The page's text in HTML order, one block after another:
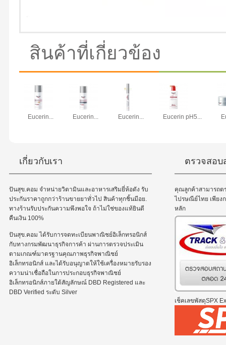
สินค้าที่เกี่ยวข้อง
Eucerin... Eucerin... Eucerin... Eucerin pH5...
เกี่ยวกับเรา
ปันสุข.คอม จำหน่ายวิตามินและอาหารเสริมยี่ห้อดัง รับ
ประกันราคาถูกกว่าร้านขายยาทั่วไป สินค้าทุกชิ้นมีอย.
ทางร้านรับประกันความพึงพอใจ ถ้าไม่ใช่ของแท้ยินดี
คืนเงิน 100%
ปันสุข.คอม ได้รับการจดทะเบียนพาณิชย์อิเล็กทรอนิกส์
กับทางกรมพัฒนาธุรกิจการค้า ผ่านการตรวจประเมิน
ตามเกณฑ์มาตรฐานคุณภาพธุรกิจพาณิชย์
อิเล็กทรอนิกส์ และได้รับอนุญาตให้ใช้เครื่องหมายรับรอง
ความน่าเชื่อถือในการประกอบธุรกิจพาณิชย์
อิเล็กทรอนิกส์ภายใต้สัญลักษณ์ DBD Registered และ
DBD Verified ระดับ Silver
ตรวจสอ
คุณลูกค้าสามารถต
ไปรษณีย์ไทย เพียง
หลัก
เช็คเลขพัสดุSPX